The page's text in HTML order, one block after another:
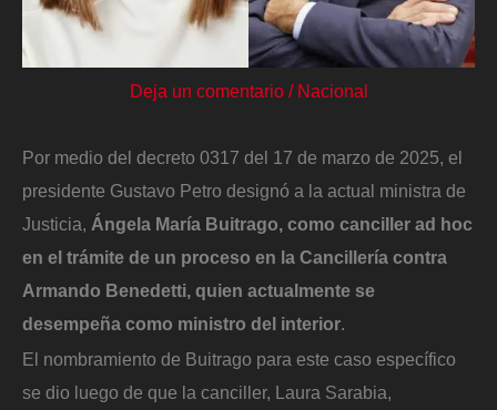
Deja un comentario / Nacional
Por medio del decreto 0317 del 17 de marzo de 2025, el
presidente Gustavo Petro designó a la actual ministra de
Justicia, Ángela María Buitrago, como canciller ad hoc
en el trámite de un proceso en la Cancillería contra
Armando Benedetti, quien actualmente se
desempeña como ministro del interior.
El nombramiento de Buitrago para este caso específico
se dio luego de que la canciller, Laura Sarabia,